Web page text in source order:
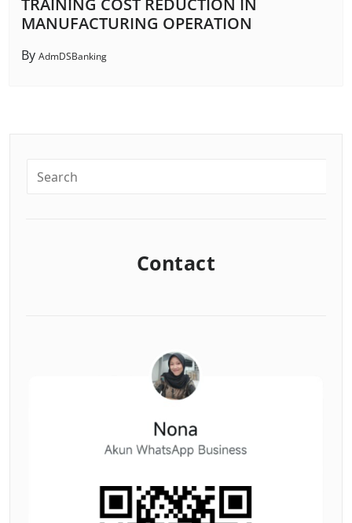
TRAINING COST REDUCTION IN
MANUFACTURING OPERATION
By AdmDSBanking
Contact